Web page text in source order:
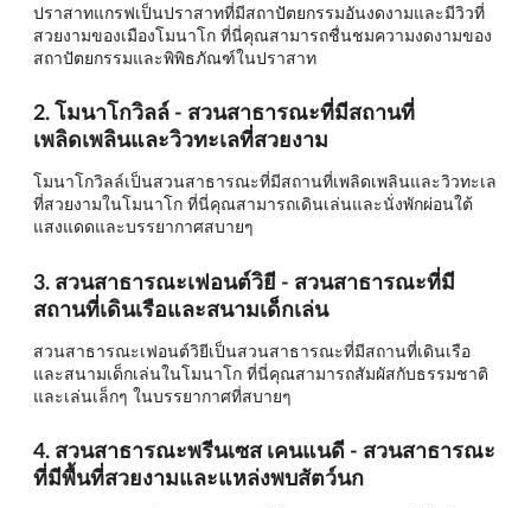
ปราสาทแกรฟเป็นปราสาทที่มีสถาปัตยกรรมอันงดงามและมีวิวที่
สวยงามของเมืองโมนาโก ที่นี่คุณสามารถชื่นชมความงดงามของ
สถาปัตยกรรมและพิพิธภัณฑ์ในปราสาท
2. โมนาโกวิลล์ - สวนสาธารณะที่มีสถานที่
เพลิดเพลินและวิวทะเลที่สวยงาม
โมนาโกวิลล์เป็นสวนสาธารณะที่มีสถานที่เพลิดเพลินและวิวทะเล
ที่สวยงามในโมนาโก ที่นี่คุณสามารถเดินเล่นและนั่งพักผ่อนใต้
แสงแดดและบรรยากาศสบายๆ
3. สวนสาธารณะเฟอนต์วิยี - สวนสาธารณะที่มี
สถานที่เดินเรือและสนามเด็กเล่น
สวนสาธารณะเฟอนต์วิยีเป็นสวนสาธารณะที่มีสถานที่เดินเรือ
และสนามเด็กเล่นในโมนาโก ที่นี่คุณสามารถสัมผัสกับธรรมชาติ
และเล่นเล็กๆ ในบรรยากาศที่สบายๆ
4. สวนสาธารณะพรีนเซส เคนแนดี - สวนสาธารณะ
ที่มีพื้นที่สวยงามและแหล่งพบสัตว์นก